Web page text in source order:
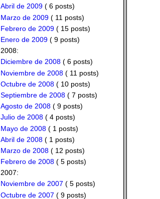
Abril de 2009( 6 posts)
Marzo de 2009( 11 posts)
Febrero de 2009( 15 posts)
Enero de 2009( 9 posts)
2008:
Diciembre de 2008( 6 posts)
Noviembre de 2008( 11 posts)
Octubre de 2008( 10 posts)
Septiembre de 2008( 7 posts)
Agosto de 2008( 9 posts)
Julio de 2008( 4 posts)
Mayo de 2008( 1 posts)
Abril de 2008( 1 posts)
Marzo de 2008( 12 posts)
Febrero de 2008( 5 posts)
2007:
Noviembre de 2007 ( 5 posts)
Octubre de 2007 ( 9 posts)